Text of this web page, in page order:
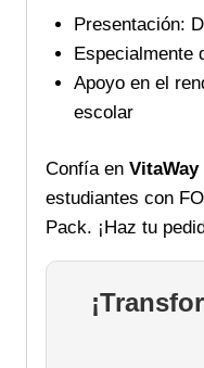
Presentación:
Especialmente
Apoyo en el
escolar
Confía en VitaWay
estudiantes con
Pack. ¡Haz tu